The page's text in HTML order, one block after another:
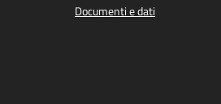
Documenti e dati